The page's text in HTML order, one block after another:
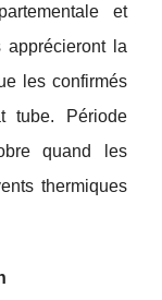
et
la
les confirmés
tube. Période
quand les
thermiques